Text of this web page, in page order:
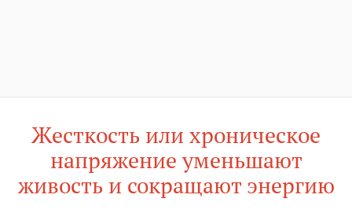
Жесткость или хроническое
напряжение уменьшают
живость и сокращают энергию